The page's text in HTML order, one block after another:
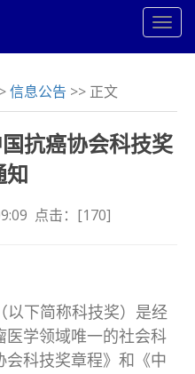
信息公告 >> 正文
抗癌协会科技奖
知
点击：[170]
以下简称科技奖）是经
医学领域唯一的社会科
会科技奖章程》和《中